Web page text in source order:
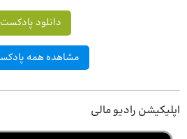
دانلود پادکست
مشاهده همه
اپلیکیشن رادیو مالی